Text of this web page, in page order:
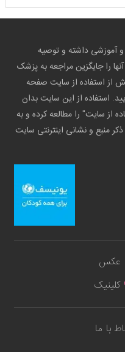
آموزشی داشته و توصیه
را جایگزین مراجعه به پزشک
استفاده از سایت صفحه
استفاده از این سایت بدان
از سایت" را مطالعه کرده و به
منبع و نشانی اینترنتی سایت
عکس
کلینیک
با ما